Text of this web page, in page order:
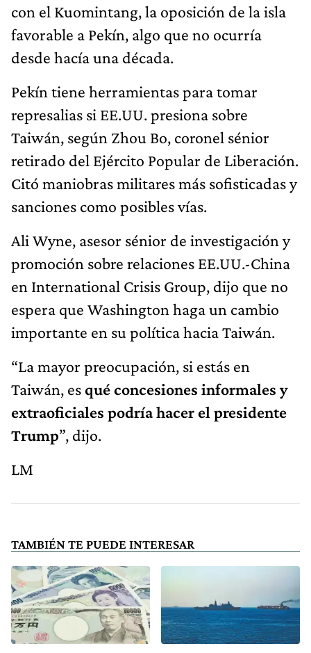
con el Kuomintang, la oposición de la isla
favorable a Pekín, algo que no ocurría
desde hacía una década.
Pekín tiene herramientas para tomar
represalias si EE.UU. presiona sobre
Taiwán, según Zhou Bo, coronel sénior
retirado del Ejército Popular de Liberación.
Citó maniobras militares más sofisticadas y
sanciones como posibles vías.
Ali Wyne, asesor sénior de investigación y
promoción sobre relaciones EE.UU.-China
en International Crisis Group, dijo que no
espera que Washington haga un cambio
importante en su política hacia Taiwán.
“La mayor preocupación, si estás en
Taiwán, es qué concesiones informales y
extraoficiales podría hacer el presidente
Trump”, dijo.
LM
TAMBIÉN TE PUEDE INTERESAR